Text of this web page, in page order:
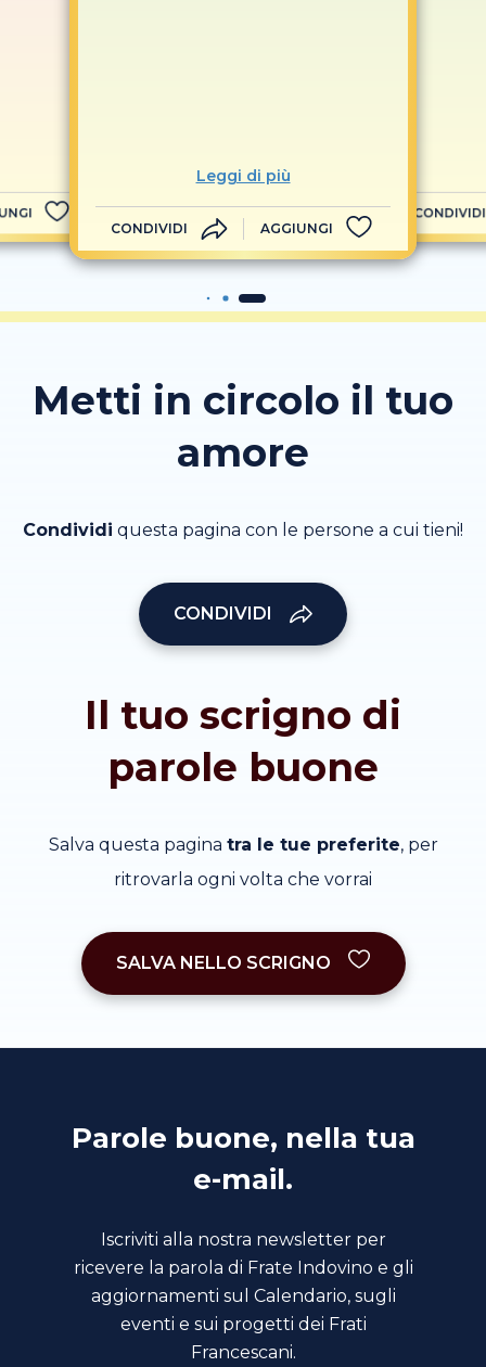
Leggi di più
CONDIVIDI AGGIUNGI
CONDIVIDI
Metti in circolo il tuo
amore
Condividi questa pagina con le persone a cui tieni!
CONDIVIDI
Il tuo scrigno di
parole buone
Salva questa pagina tra le tue preferite, per
ritrovarla ogni volta che vorrai
SALVA NELLO SCRIGNO
Parole buone, nella tua
e-mail.
Iscriviti alla nostra newsletter per
ricevere la parola di Frate Indovino e gli
aggiornamenti sul Calendario, sugli
eventi e sui progetti dei Frati
Francescani.